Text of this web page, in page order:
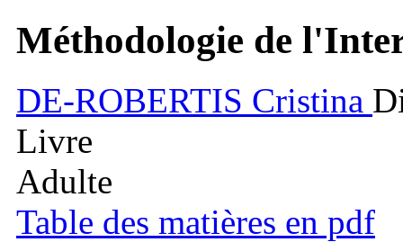
Méthodologie de
DE-ROBERTIS Cristina
Livre
Adulte
Table des matières en pdf